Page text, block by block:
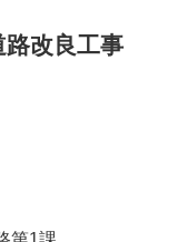
改良工事